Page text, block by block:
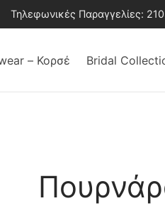
Τηλεφωνικές Παραγγελίες:
– Κορσέ Bridal